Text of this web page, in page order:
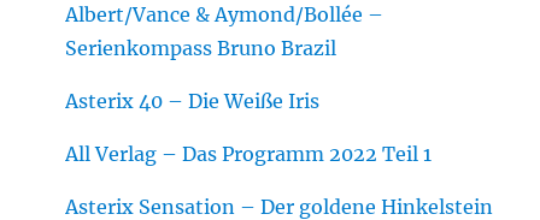
Albert/Vance & Aymond/Bollée –
Serienkompass Bruno Brazil
Asterix 40 – Die Weiße Iris
All Verlag – Das Programm 2022 Teil 1
Asterix Sensation – Der goldene Hinkelstein